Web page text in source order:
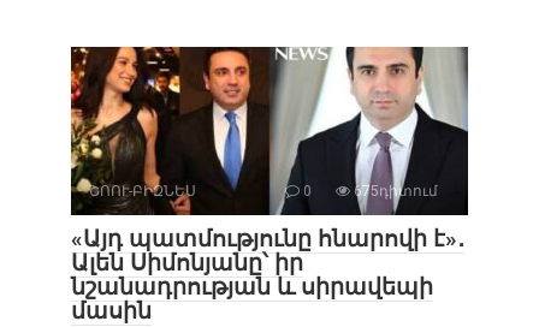
ՇՈՈՒ-ԲԻԶՆԵՍ 0 675դիտում
«Այդ պատմությունը հնարովի է»․
Ալեն Սիմոնյանը՝ իր
նշանադրության և սիրավեպի
մասին